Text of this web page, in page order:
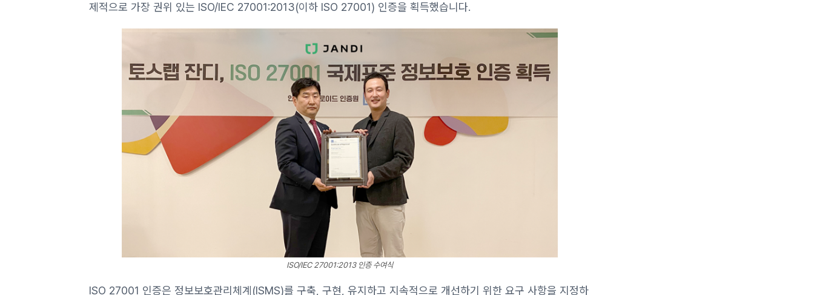
제적으로 가장 권위 있는 ISO/IEC 27001:2013(이하 ISO 27001) 인증을 획득했습니다.
ISO/IEC 27001:2013 인증 수여식
ISO 27001 인증은 정보보호관리체계(ISMS)를 구축, 구현, 유지하고 지속적으로 개선하기 위한 요구 사항을 지정하